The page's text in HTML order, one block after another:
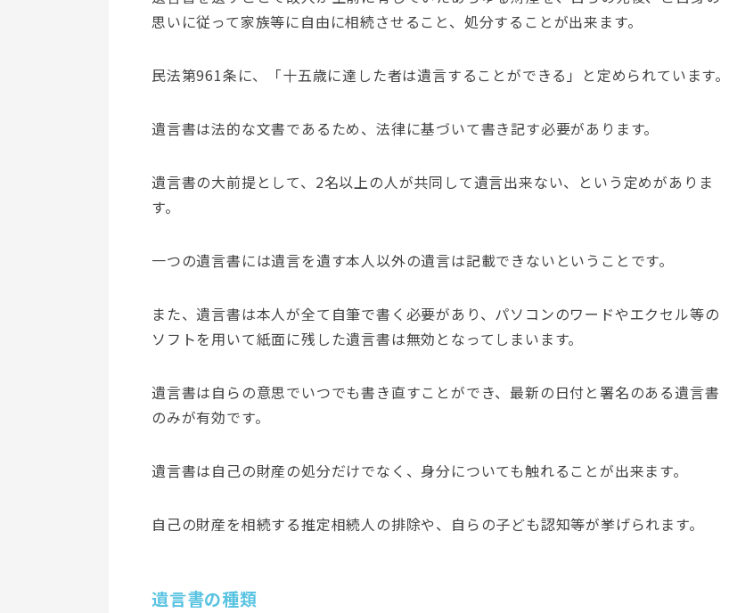
思いに従って家族等に自由に相続させること、処分することが出来ます。
民法第961条に、「十五歳に達した者は遺言することができる」と定められています。
遺言書は法的な文書であるため、法律に基づいて書き記す必要があります。
遺言書の大前提として、2名以上の人が共同して遺言出来ない、という定めがありま
す。
一つの遺言書には遺言を遺す本人以外の遺言は記載できないということです。
また、遺言書は本人が全て自筆で書く必要があり、パソコンのワードやエクセル等の
ソフトを用いて紙面に残した遺言書は無効となってしまいます。
遺言書は自らの意思でいつでも書き直すことができ、最新の日付と署名のある遺言書
のみが有効です。
遺言書は自己の財産の処分だけでなく、身分についても触れることが出来ます。
自己の財産を相続する推定相続人の排除や、自らの子ども認知等が挙げられます。
遺言書の種類